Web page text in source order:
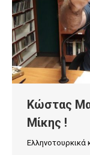
Κώστας
Μίκης !
Ελληνοτουρκικά